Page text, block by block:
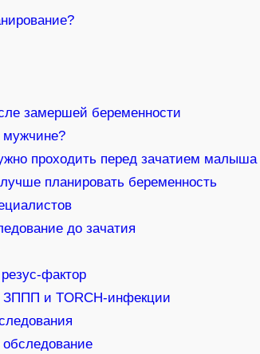
замершей беременности
мужчине?
проходить перед зачатием малыша
планировать беременность
до зачатия
фактор
ЗППП и TORCH-инфекции
обследование